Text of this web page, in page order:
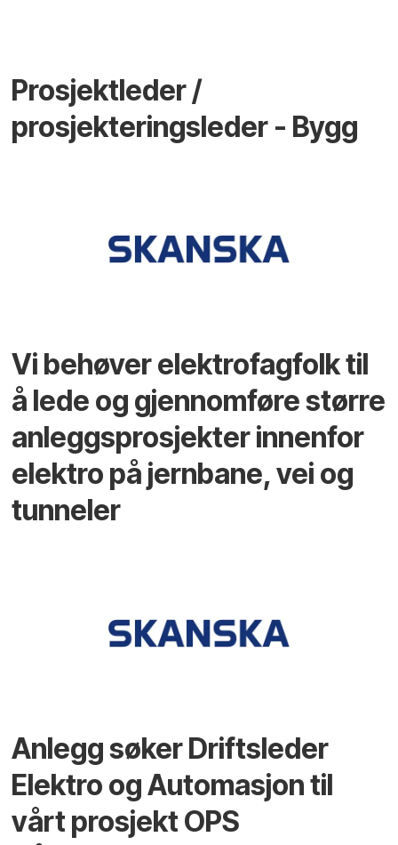
Prosjektleder /
prosjekteringsleder - Bygg
Vi behøver elektrofagfolk til
å lede og gjennomføre større
anleggsprosjekter innenfor
elektro på jernbane, vei og
tunneler
Anlegg søker Driftsleder
Elektro og Automasjon til
vårt prosjekt OPS